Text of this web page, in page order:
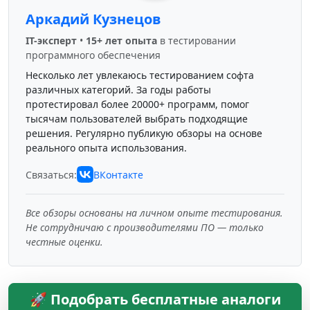
Аркадий Кузнецов
IT-эксперт • 15+ лет опыта в тестировании
программного обеспечения
Несколько лет увлекаюсь тестированием софта
различных категорий. За годы работы
протестировал более 20000+ программ, помог
тысячам пользователей выбрать подходящие
решения. Регулярно публикую обзоры на основе
реального опыта использования.
Связаться: ВКонтакте
Все обзоры основаны на личном опыте тестирования.
Не сотрудничаю с производителями ПО — только
честные оценки.
🚀 Подобрать бесплатные аналоги